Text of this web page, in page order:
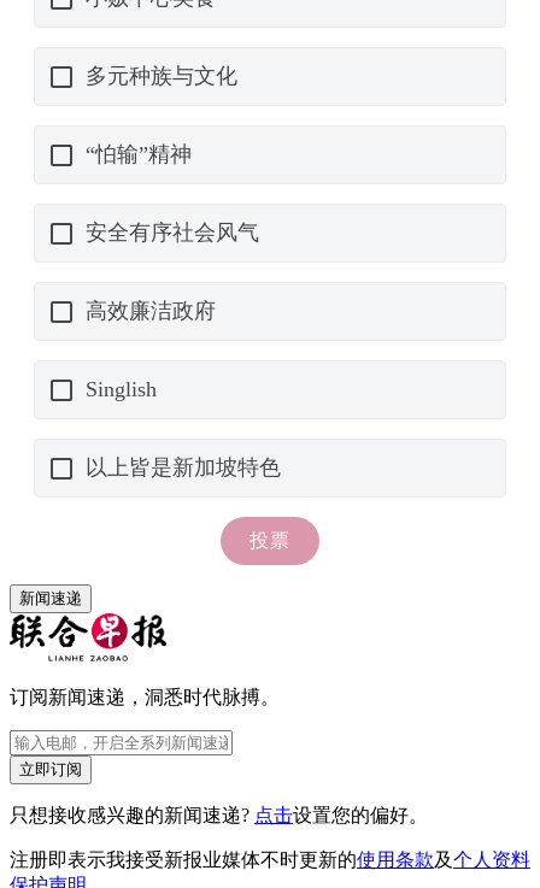
新闻速递
订阅新闻速递，洞悉时代脉搏。
立即订阅
只想接收感兴趣的新闻速递? 点击设置您的偏好。
注册即表示我接受新报业媒体不时更新的使用条款及个人资料